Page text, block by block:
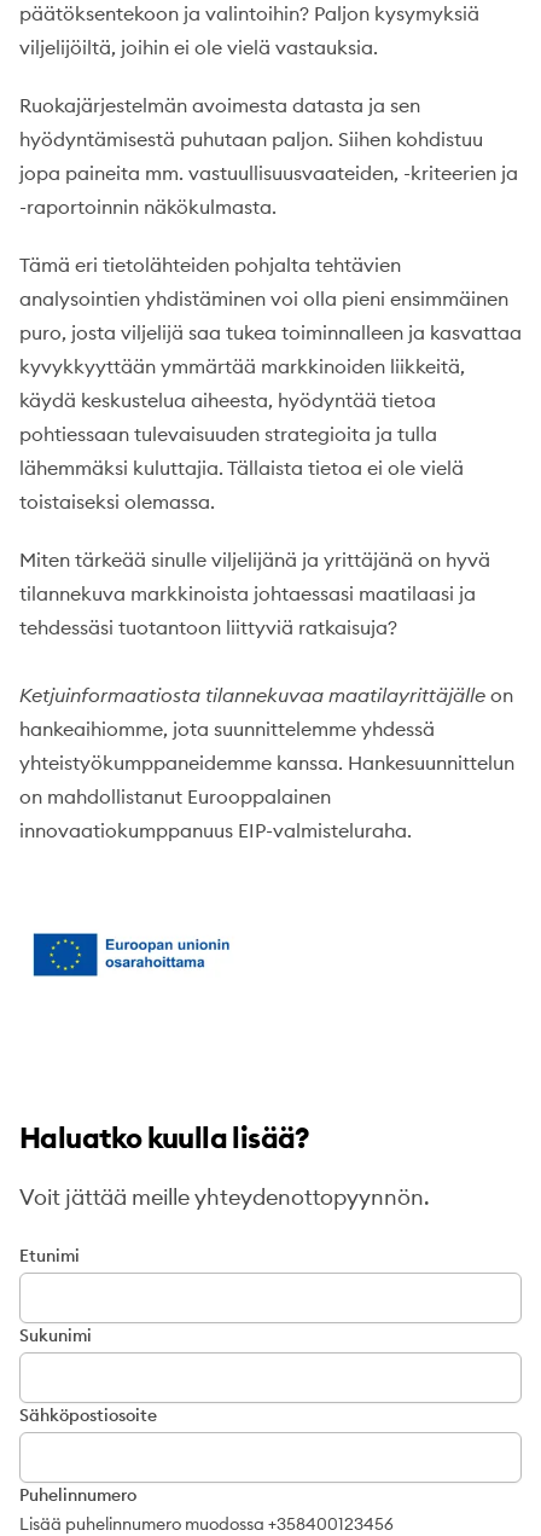
päätöksentekoon ja valintoihin? Paljon kysymyksiä
viljelijöiltä, joihin ei ole vielä vastauksia.
Ruokajärjestelmän avoimesta datasta ja sen
hyödyntämisestä puhutaan paljon. Siihen kohdistuu
jopa paineita mm. vastuullisuusvaateiden, -kriteerien ja
-raportoinnin näkökulmasta.
Tämä eri tietolähteiden pohjalta tehtävien
analysointien yhdistäminen voi olla pieni ensimmäinen
puro, josta viljelijä saa tukea toiminnalleen ja kasvattaa
kyvykkyyttään ymmärtää markkinoiden liikkeitä,
käydä keskustelua aiheesta, hyödyntää tietoa
pohtiessaan tulevaisuuden strategioita ja tulla
lähemmäksi kuluttajia. Tällaista tietoa ei ole vielä
toistaiseksi olemassa.
Miten tärkeää sinulle viljelijänä ja yrittäjänä on hyvä
tilannekuva markkinoista johtaessasi maatilaasi ja
tehdessäsi tuotantoon liittyviä ratkaisuja?
Ketjuinformaatiosta tilannekuvaa maatilayrittäjälle on
hankeaihiomme, jota suunnittelemme yhdessä
yhteistyökumppaneidemme kanssa. Hankesuunnittelun
on mahdollistanut Eurooppalainen
innovaatiokumppanuus EIP-valmisteluraha.
Haluatko kuulla lisää?
Voit jättää meille yhteydenottopyynnön.
Etunimi
Sukunimi
Sähköpostiosoite
Puhelinnumero
Lisää puhelinnumero muodossa +358400123456